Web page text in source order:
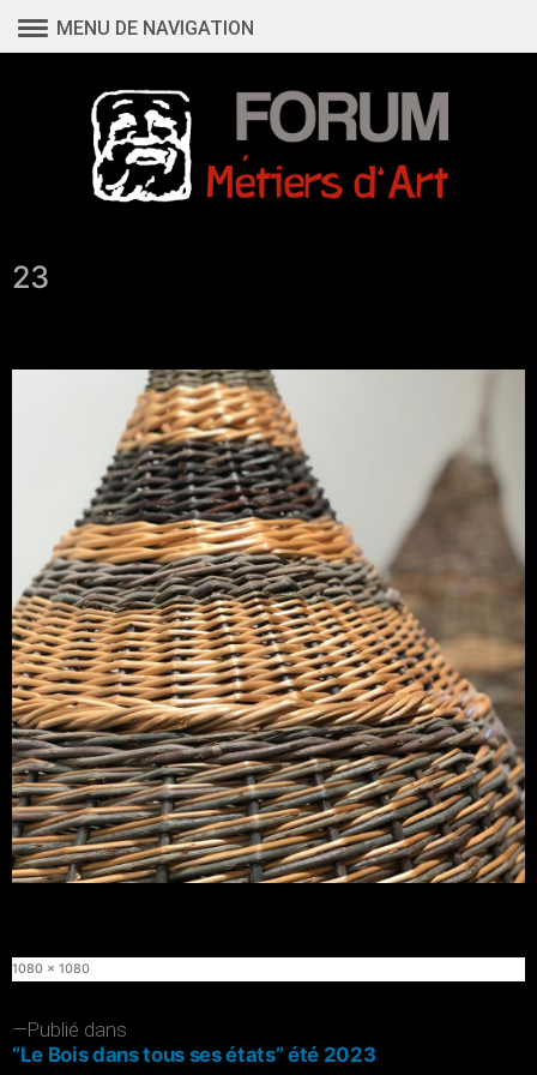
contenu
MENU DE NAVIGATION
23
Taille
1080 × 1080
Navigation
Publié dans
“Le Bois dans tous ses états” été 2023